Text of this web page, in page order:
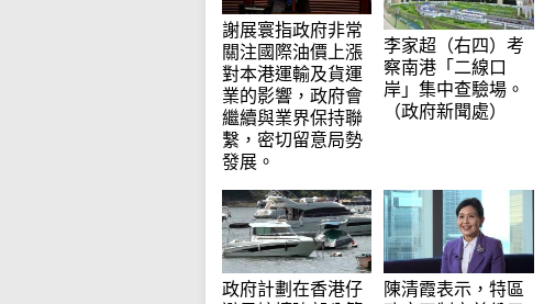
謝展寰指政府非常
關注國際油價上漲
對本港運輸及貨運
業的影響，政府會
繼續與業界保持聯
繫，密切留意局勢
發展。
李家超（右四）考
察南港「二線口
岸」集中查驗場。
（政府新聞處）
政府計劃在香港仔
陳清霞表示，特區